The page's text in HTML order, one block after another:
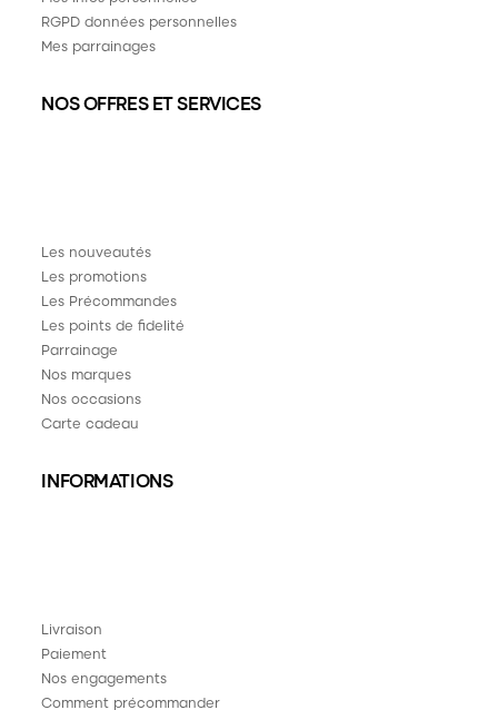
RGPD données personnelles
Mes parrainages
NOS OFFRES ET SERVICES
Les nouveautés
Les promotions
Les Précommandes
Les points de fidelité
Parrainage
Nos marques
Nos occasions
Carte cadeau
INFORMATIONS
Livraison
Paiement
Nos engagements
Comment précommander